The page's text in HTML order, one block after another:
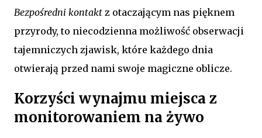
Bezpośredni kontakt z otaczającym nas pięknem
przyrody, to niecodzienna możliwość obserwacji
tajemniczych zjawisk, które każdego dnia
otwierają przed nami swoje magiczne oblicze.
Korzyści wynajmu miejsca z
monitorowaniem na żywo